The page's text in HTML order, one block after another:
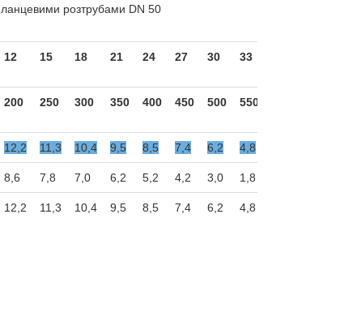
розтрубами DN 50
12 15 18 21 24 27 30 33
200 250 300 350 400 450 500 550
12,2 11,3 10,4 9,5 8,5 7,4 6,2 4,8
8,6 7,8 7,0 6,2 5,2 4,2 3,0 1,8
12,2 11,3 10,4 9,5 8,5 7,4 6,2 4,8